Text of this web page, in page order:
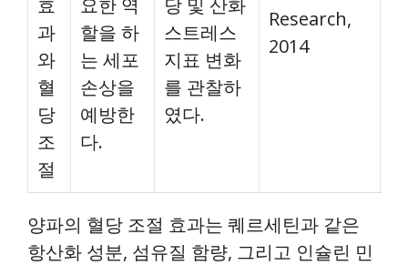
효
과
와
혈
당
조
절
요한 역
할을 하
는 세포
손상을
예방한
다.
당 및 산화
스트레스
지표 변화
를 관찰하
였다.
Research,
2014
양파의 혈당 조절 효과는 퀘르세틴과 같은
항산화 성분, 섬유질 함량, 그리고 인슐린 민